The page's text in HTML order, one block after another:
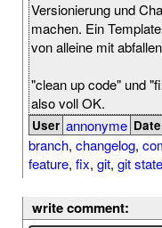
Versionierung und
machen. Ein
von alleine mit
"clean up code" und
also voll OK.
User annonyme Date
branch, changelog,
feature, fix, git, git state
write comment: